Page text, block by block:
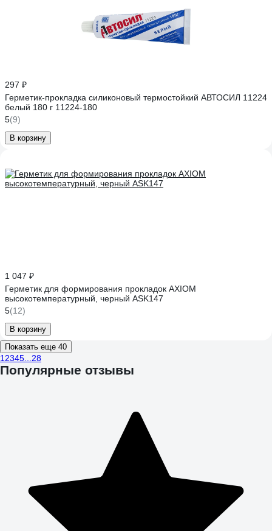
297 ₽
Герметик-прокладка силиконовый термостойкий АВТОСИЛ 11224
белый 180 г 11224-180
5(9)
В корзину
1 047 ₽
Герметик для формирования прокладок AXIOM
высокотемпературный, черный ASK147
5(12)
В корзину
Показать еще 40
1 2345 28
Популярные отзывы